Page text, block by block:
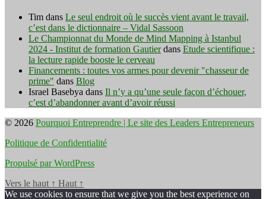
Tim dans Le seul endroit où le succès vient avant le travail,
c’est dans le dictionnaire – Vidal Sassoon
Le Championnat du Monde de Mind Mapping à Istanbul
2024 - Institut de formation Gautierdans Etude scientifique :
la lecture rapide booste le cerveau
Financements : toutes vos armes pour devenir "chasseur de
prime" dans Blog
Israel Basebya dans Il n’y a qu’une seule façon d’échouer,
c’est d’abandonner avant d’avoir réussi
© 2026 Pourquoi Entreprendre | Le site des Leaders Entrepreneurs
Politique de Confidentialité
Propulsé par WordPress
Vers le haut ↑ Haut ↑
We use cookies to ensure that we give you the best experience on